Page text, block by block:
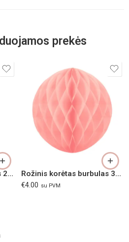
prekės
Rožinis korėtas burbulas 20,32 cm Rožinis korėtas burbulas 30cm
€4.00 su PVM